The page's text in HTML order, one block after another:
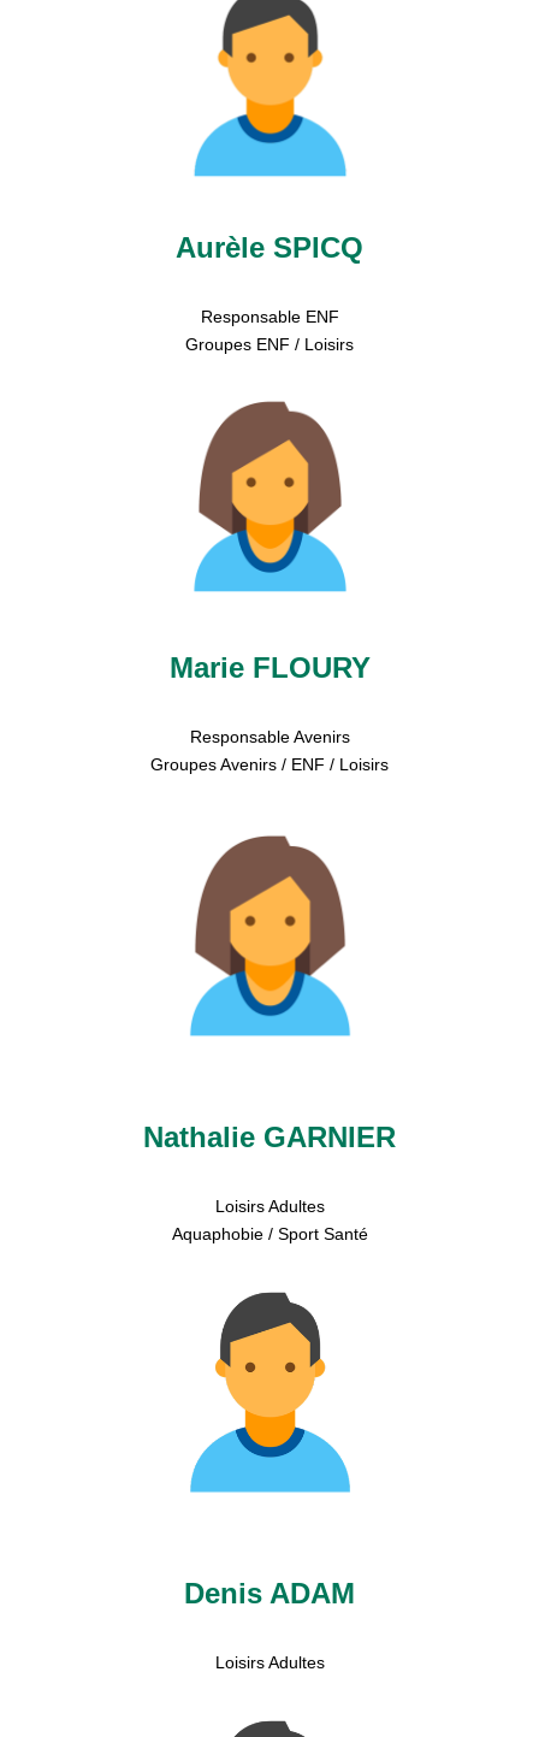
Aurèle SPICQ
Responsable ENF
Groupes ENF / Loisirs
Marie FLOURY
Responsable Avenirs
Groupes Avenirs / ENF / Loisirs
Nathalie GARNIER
Loisirs Adultes
Aquaphobie / Sport Santé
Denis ADAM
Loisirs Adultes